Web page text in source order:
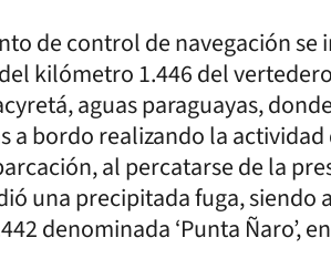
de control de navegación se
kilómetro 1.446 del
aguas paraguayas,
bordo realizando la actividad
al percatarse de la
una precipitada fuga, siendo
denominada ‘Punta Ñaro’,